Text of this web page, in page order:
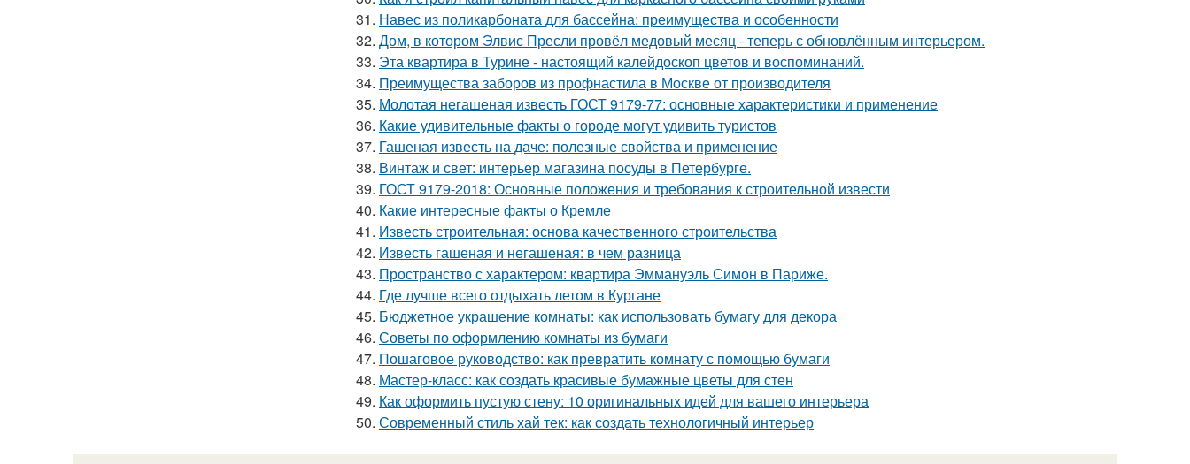
31. Навес из поликарбоната для бассейна: преимущества и особенности
32. Дом, в котором Элвис Пресли провёл медовый месяц - теперь с обновлённым интерьером.
33. Эта квартира в Турине - настоящий калейдоскоп цветов и воспоминаний.
34. Преимущества заборов из профнастила в Москве от производителя
35. Молотая негашеная известь ГОСТ 9179-77: основные характеристики и применение
36. Какие удивительные факты о городе могут удивить туристов
37. Гашеная известь на даче: полезные свойства и применение
38. Винтаж и свет: интерьер магазина посуды в Петербурге.
39. ГОСТ 9179-2018: Основные положения и требования к строительной извести
40. Какие интересные факты о Кремле
41. Известь строительная: основа качественного строительства
42. Известь гашеная и негашеная: в чем разница
43. Пространство с характером: квартира Эммануэль Симон в Париже.
44. Где лучше всего отдыхать летом в Кургане
45. Бюджетное украшение комнаты: как использовать бумагу для декора
46. Советы по оформлению комнаты из бумаги
47. Пошаговое руководство: как превратить комнату с помощью бумаги
48. Мастер-класс: как создать красивые бумажные цветы для стен
49. Как оформить пустую стену: 10 оригинальных идей для вашего интерьера
50. Современный стиль хай тек: как создать технологичный интерьер